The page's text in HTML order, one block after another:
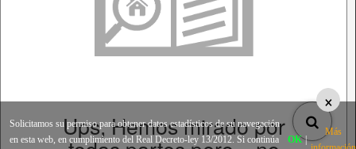
Ups, Hemos mirado por
×
Solicitamos su permiso para obtener datos estadísticos de su navegación
en esta web, en cumplimiento del Real Decreto-ley 13/2012. Si continúa
OK |
Más